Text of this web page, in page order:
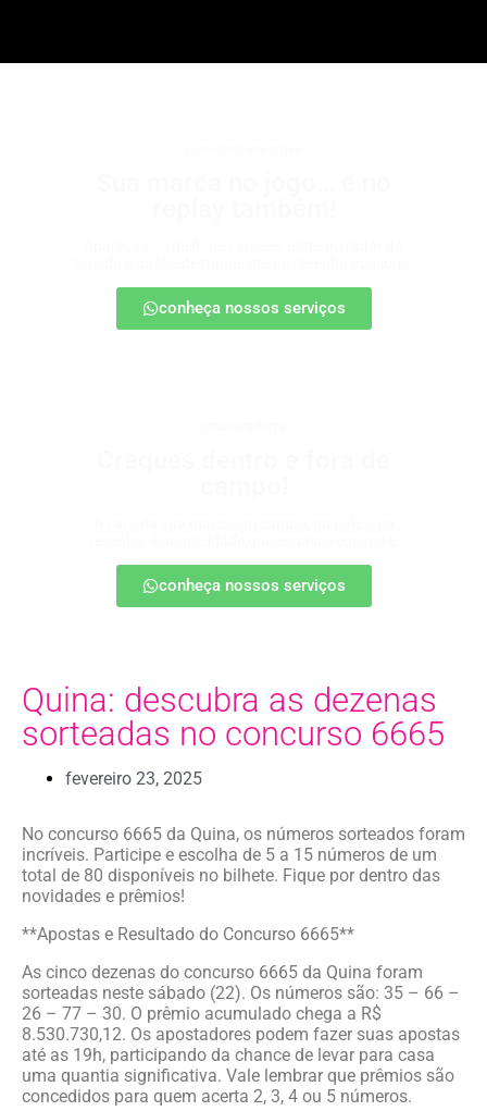
conheça nossos serviços
conheça nossos serviços
Quina: descubra as dezenas
sorteadas no concurso 6665
fevereiro 23, 2025
No concurso 6665 da Quina, os números sorteados foram
incríveis. Participe e escolha de 5 a 15 números de um
total de 80 disponíveis no bilhete. Fique por dentro das
novidades e prêmios!
**Apostas e Resultado do Concurso 6665**
As cinco dezenas do concurso 6665 da Quina foram
sorteadas neste sábado (22). Os números são: 35 – 66 –
26 – 77 – 30. O prêmio acumulado chega a R$
8.530.730,12. Os apostadores podem fazer suas apostas
até as 19h, participando da chance de levar para casa
uma quantia significativa. Vale lembrar que prêmios são
concedidos para quem acerta 2, 3, 4 ou 5 números.